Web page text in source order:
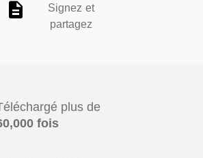
Signez et
partagez
plus de
fois